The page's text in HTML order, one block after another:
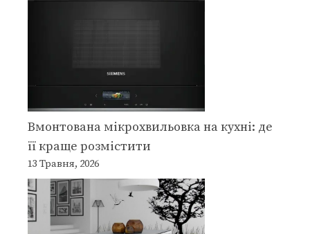
Вмонтована мікрохвильовка на кухні: де
її краще розмістити
13 Травня, 2026